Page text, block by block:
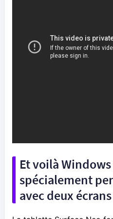
Et voilàWindows
spécialement
avec deux écrans